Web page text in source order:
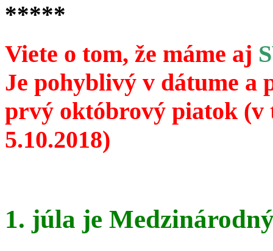
*****
Viete o tom, že máme aj
Je pohyblivý v dátume a
prvý októbrový piatok
5.10.2018)
1. júla je